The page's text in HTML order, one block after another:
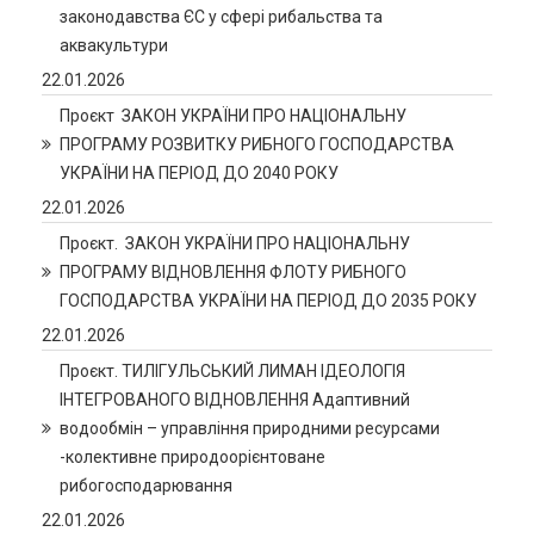
законодавства ЄС у сфері рибальства та
аквакультури
22.01.2026
Проєкт ЗАКОН УКРАЇНИ ПРО НАЦІОНАЛЬНУ
ПРОГРАМУ РОЗВИТКУ РИБНОГО ГОСПОДАРСТВА
УКРАЇНИ НА ПЕРІОД ДО 2040 РОКУ
22.01.2026
Проєкт. ЗАКОН УКРАЇНИ ПРО НАЦІОНАЛЬНУ
ПРОГРАМУ ВІДНОВЛЕННЯ ФЛОТУ РИБНОГО
ГОСПОДАРСТВА УКРАЇНИ НА ПЕРІОД ДО 2035 РОКУ
22.01.2026
Проєкт. ТИЛІГУЛЬСЬКИЙ ЛИМАН ІДЕОЛОГІЯ
ІНТЕГРОВАНОГО ВІДНОВЛЕННЯ Адаптивний
водообмін – управління природними ресурсами
-колективне природоорієнтоване
рибогосподарювання
22.01.2026